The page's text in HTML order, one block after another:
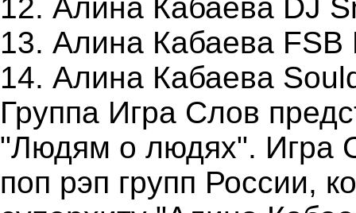
12. Алина Кабаева DJ
13. Алина Кабаева FSB
14. Алина Кабаева
Группа Игра Слов
"Людям о людях". Игра
поп рэп групп России,